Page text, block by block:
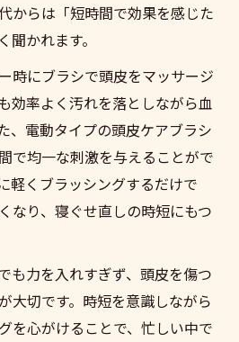
からは「短時間で効果を感じた
聞かれます。
時にブラシで頭皮をマッサージ
効率よく汚れを落としながら血
、電動タイプの頭皮ケアブラシ
で均一な刺激を与えることがで
軽くブラッシングするだけで
なり、寝ぐせ直しの時短にもつ
も力を入れすぎず、頭皮を傷つ
大切です。時短を意識しながら
を心がけることで、忙しい中で